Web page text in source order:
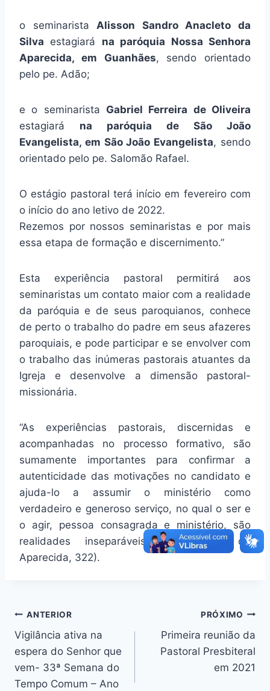
o seminaristaAlisson Sandro Anacleto da
Silva estagiará na paróquia Nossa Senhora
Aparecida, em Guanhães, sendo orientado
pelo pe. Adão;
e o seminarista Gabriel Ferreira de Oliveira
estagiará na paróquia de São João
Evangelista, em São João Evangelista, sendo
orientado pelo pe. Salomão Rafael.
O estágio pastoral terá início em fevereiro com
o início do ano letivo de 2022.
Rezemos por nossos seminaristas e por mais
essa etapa de formação e discernimento.”
Esta experiência pastoral permitirá aos
seminaristas um contato maior com a realidade
da paróquia e de seus paroquianos, conhece
de perto o trabalho do padre em seus afazeres
paroquiais, e pode participar e se envolver com
o trabalho das inúmeras pastorais atuantes da
Igreja e desenvolve a dimensão pastoral-
missionária.
“As experiências pastorais, discernidas e
acompanhadas no processo formativo, são
sumamente importantes para confirmar a
autenticidade das motivações no candidato e
ajuda-lo a assumir o ministério como
verdadeiro e generoso serviço, no qual o ser e
o agir, pessoa consagrada e ministério, são
realidades inseparáveis” (Documento de
Aparecida, 322).
Navegação
de
Post
ANTERIOR
Vigilância ativa na
espera do Senhor que
vem- 33ª Semana do
Tempo Comum – Ano
PRÓXIMO
Primeira reunião da
Pastoral Presbiteral
em 2021